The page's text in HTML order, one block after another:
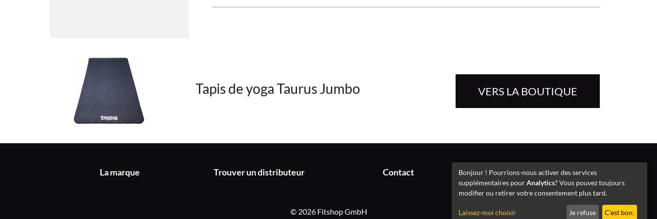
Tapis de yoga Taurus Jumbo VERS LA BOUTIQUE
La marque Trouver un distributeur Contact Mentions légales
© 2026 Fitshop GmbH
Bonjour ! Pourrions-nous activer des services
supplémentaires pourAnalytics? Vous pouvez toujours
modifier ou retirer votre consentement plus tard.
Laissez-moi choisir Je refuse C'est bon.